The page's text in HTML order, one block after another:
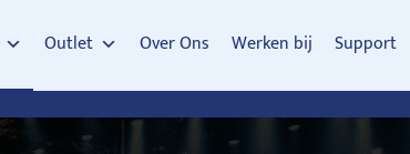
Outlet Over Ons Werken bij Support